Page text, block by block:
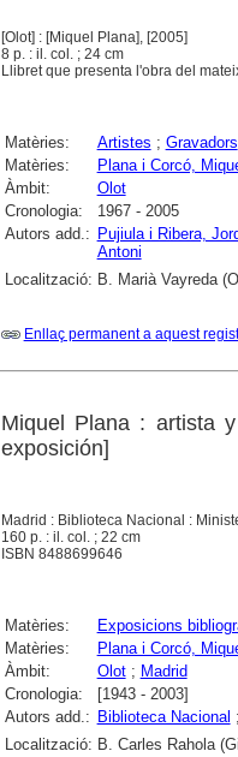
[Olot] : [Miquel Plana], [2005]
8 p. : il. col. ; 24 cm
Llibret que presenta l'obra del
Matèries: Artistes ; Gravadors
Matèries:
Plana i Corcó,
Àmbit:
Olot
Cronologia:
1967 - 2005
Autors add.: Pujiula i Ribera,
Antoni
Localització: B. Marià Vayreda
Enllaç permanent a aquest
Miquel Plana : artista
exposición]
Madrid : Biblioteca Nacional :
160 p. : il. col. ; 22 cm
ISBN 8488699646
Matèries: Exposicions
Matèries:
Plana i Corcó,
Àmbit:
Olot; Madrid
Cronologia:
[1943 - 2003]
Autors add.: Biblioteca Nacional ;
Localització: B. Carles Rahola